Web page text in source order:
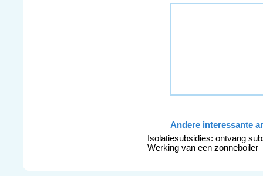
Andere interessante
Isolatiesubsidies: ontvang
Werking van een zonneboiler